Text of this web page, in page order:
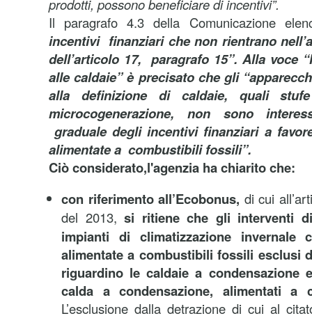
prodotti, possono beneficiare di incentivi”.
Il paragrafo 4.3 della Comunicazione
incentivi finanziari che non rientrano
dell’articolo 17, paragrafo 15”. Alla voce
alle caldaie” è precisato che gli
alla definizione di caldaie, quali
microcogenerazione, non sono
graduale degli incentivi finanziari a
alimentate a combustibili fossili”.
Ciò considerato,l'agenzia ha chiarito che:
con riferimento all’Ecobonus, di cui
del 2013,si ritiene che gli interventi
impianti di climatizzazione invernale
alimentate a combustibili fossili esclusi
riguardino le caldaie a condensazione
calda a condensazione, alimentati a
L’esclusione dalla detrazione di cui al